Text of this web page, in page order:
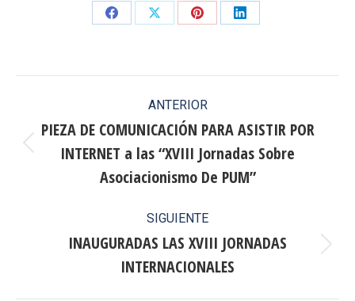
Share
Share
Share
Share
entre
publicaciones
ANTERIOR
Publicación
anterior:
PIEZA DE COMUNICACIÓN PARA ASISTIR POR
INTERNET a las “XVIII Jornadas Sobre
Asociacionismo De PUM”
SIGUIENTE
Publicación
siguiente:
INAUGURADAS LAS XVIII JORNADAS
INTERNACIONALES